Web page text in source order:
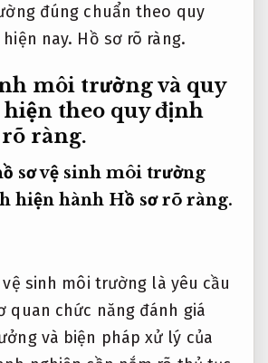
đúng chuẩn theo quy
nay. Hồ sơ rõ ràng.
môi trường và quy
theo quy định
rõ ràng.
sơ vệ sinh môi trường
hiện hành Hồ sơ rõ ràng.
sinh môi trường là yêu cầu
quan chức năng đánh giá
và biện pháp xử lý của